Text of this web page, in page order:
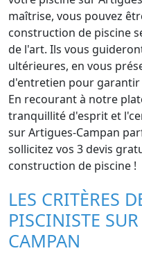
maîtrise, vous pouvez
construction de piscine
de l'art. Ils vous
ultérieures, en vous
d'entretien pour garantir
En recourant à notre
tranquillité d'esprit et
sur Artigues-Campan
sollicitez vos 3 devis
construction de piscine !
LES CRITÈRES
PISCINISTE
CAMPAN